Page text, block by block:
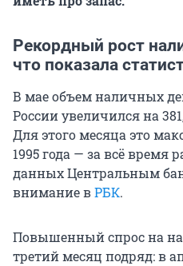
Рекордный рост
что показала
В мае объем наличных
России увеличился на
Для этого месяца это
1995 года — за всё время
данных Центральным
внимание вРБК.
Повышенный спрос на
третий месяц подряд: в